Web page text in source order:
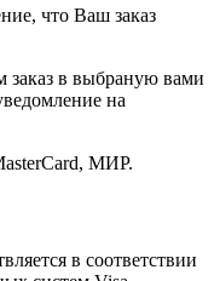
что Ваш заказ
заказ в выбраную вами
на
МИР.
в соответствии